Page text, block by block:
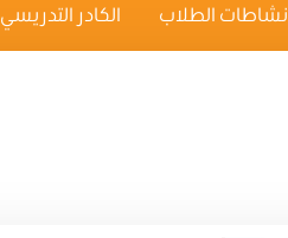
نشاطات الطلاب الكادر التدريسي